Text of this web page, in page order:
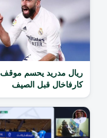
ريال مدريد يحسم موقف
كارفاخال قبل الصيف